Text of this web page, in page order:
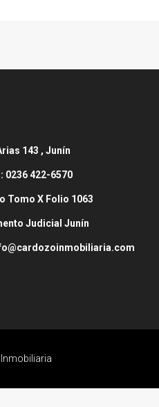
143 , Junín
0236 422-6570
Tomo X Folio 1063
Judicial Junín